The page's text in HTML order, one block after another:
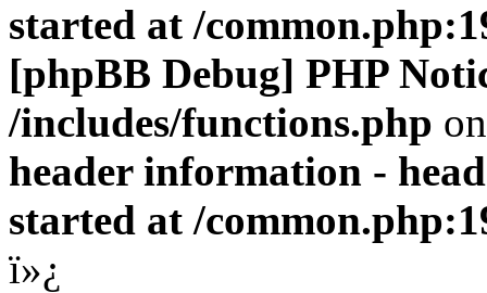
started at /
[phpBB Debug] PHP
/includes/functions.php
header information -
started at /
ï»¿